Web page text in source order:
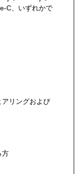
C、いずれかで
リングおよび
方